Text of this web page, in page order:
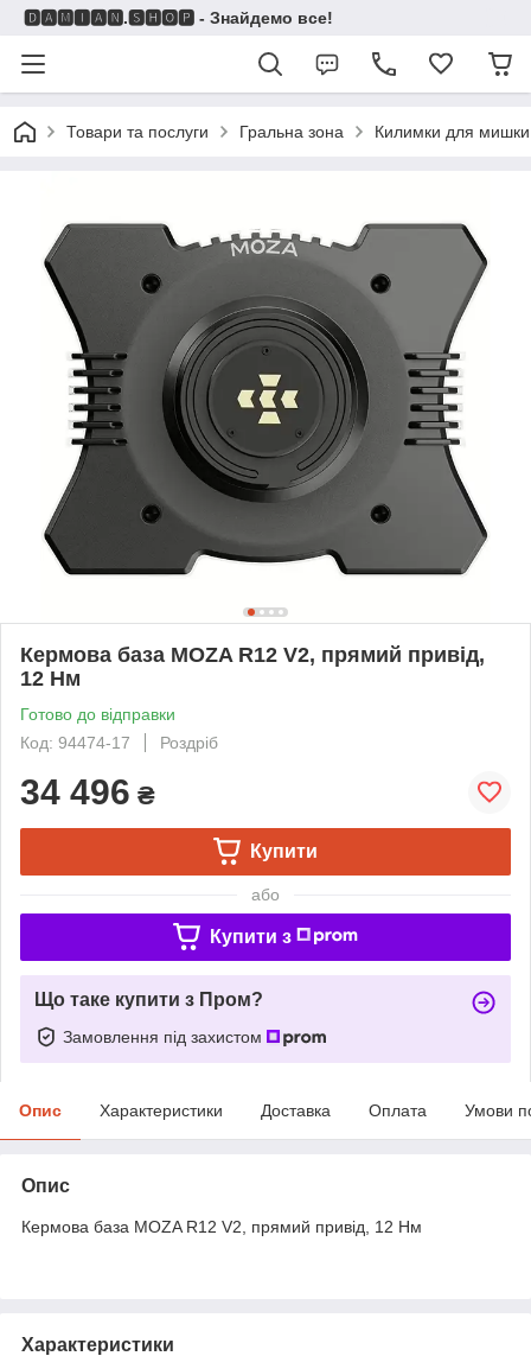
🅳🅰🅼🅸🅰🅽.🆂🅷🅾🅿 - Знайдемо все!
Товари та послуги Гральна зона Килимки для мишки
Кермова база MOZA R12 V2, прямий привід,
12 Нм
Готово до відправки
Код: 94474-17
Роздріб
34 496 ₴
Купити
або
Купити з
Що таке купити з Пром?
Замовлення під захистом
Опис Характеристики Доставка Оплата Умови
Опис
Кермова база MOZA R12 V2, прямий привід, 12 Нм
Характеристики